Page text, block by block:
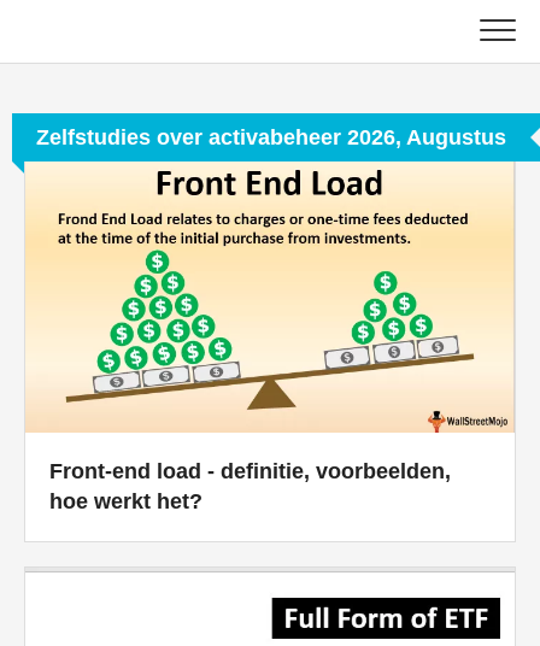
content
Boekhoudhandleidingen
Zelfstudies over activabeheer
Excel, VBA en Power BI
Tutorials voor investeringsbankieren
Topboeken
Bronnen voor financiële certificering
Zelfstudies over activabeheer 2026, Augustus
Front-end load - definitie, voorbeelden,
hoe werkt het?